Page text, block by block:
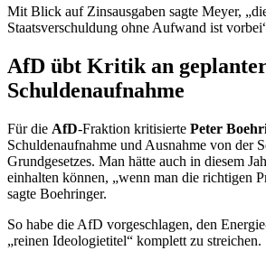
Mit Blick auf Zinsausgaben sagte Meyer,
Staatsverschuldung ohne Aufwand ist
AfD übt Kritik an
Schuldenaufnahme
Für die AfD-Fraktion kritisierte Peter
Schuldenaufnahme und Ausnahme von der
Grundgesetzes. Man hätte auch in diesem
einhalten können, „wenn man die richtigen
sagte Boehringer.
So habe die AfD vorgeschlagen, den
„reinen Ideologietitel“ komplett zu streichen.